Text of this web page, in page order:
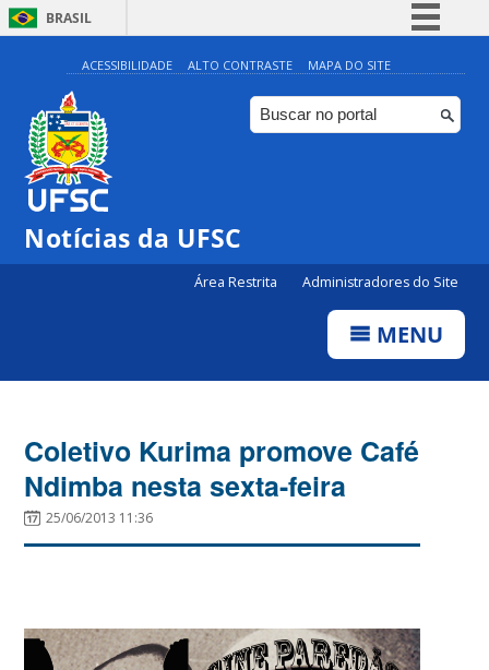
BRASIL
Simplifique!
Comunica BR
Participe
ACESSIBILIDADE ALTO CONTRASTE MAPA DO SITE
Notícias da UFSC
Área Restrita Administradores do Site
MENU
Coletivo Kurima promove Café
Ndimba nesta sexta-feira
25/06/2013 11:36